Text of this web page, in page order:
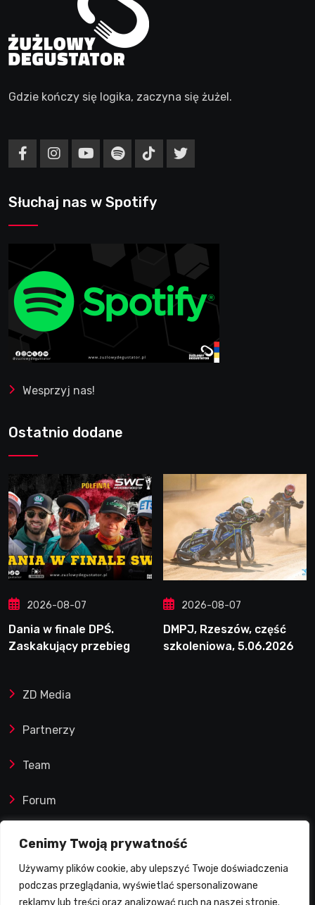
Cenimy Twoją prywatność
Używamy plików cookie, aby ulepszyć Twoje doświadczenia
podczas przeglądania, wyświetlać spersonalizowane
reklamy lub treści oraz analizować ruch na naszej stronie.
Gdzie kończy się logika, zaczyna się żużel.
Słuchaj nas w Spotify
Wesprzyj nas!
Ostatnio dodane
2026-08-07
Dania w finale DPŚ.
Zaskakujący przebieg
2026-08-07
DMPJ, Rzeszów, część
szkoleniowa, 5.06.2026
ZD Media
Partnerzy
Team
Forum
Reklamy i współprace
Prawa autorskie